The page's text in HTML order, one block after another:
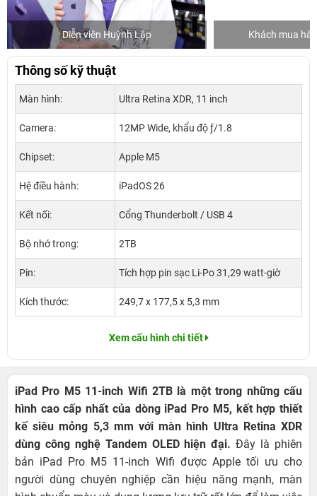
Diễn viên Huỳnh Lập Khách mua
Thông số kỹ thuật
Màn hình: Ultra Retina XDR, 11 inch
Camera: 12MP Wide, khẩu độ ƒ/1.8
Chipset: Apple M5
Hệ điều hành: iPadOS 26
Kết nối: Cổng Thunderbolt / USB 4
Bộ nhớ trong: 2TB
Pin: Tích hợp pin sạc Li-Po 31,29 watt‑giờ
Kích thước: 249,7 x 177,5 x 5,3 mm
Xem cấu hình chi tiết
iPad Pro M5 11-inch Wifi 2TB là một trong những cấu
hình cao cấp nhất của dòng iPad Pro M5, kết hợp thiết
kế siêu mỏng 5,3 mm với màn hình Ultra Retina XDR
dùng công nghệ Tandem OLED hiện đại. Đây là phiên
bản iPad Pro M5 11-inch Wifi được Apple tối ưu cho
người dùng chuyên nghiệp cần hiệu năng mạnh, màn